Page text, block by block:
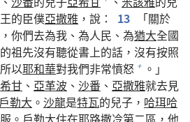
王的臣僕亞撒雅 ，說： 13
「關於
你們去為我、為人民、為猶大全國
祖先沒有聽從書上的話，沒有按照
以耶和華對我們非常憤怒 + 。」
甘 、 亞革波 、 沙番 、 亞撒雅就去見
戶勒大 。 沙龍是特瓦的兒子， 哈珥哈
。 戶勒大住在耶路撒冷第二區，他